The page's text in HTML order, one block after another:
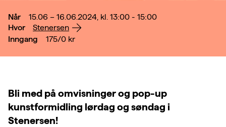
Når
15.06 – 16.06.2024, kl. 13:00 - 15:00
Hvor
Stenersen
Inngang
175/0 kr
Bli med på omvisninger og pop-up
kunstformidling lørdag og søndag i
Stenersen!